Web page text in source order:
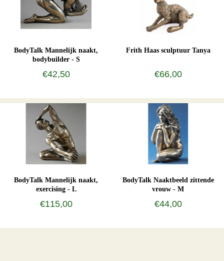
BodyTalk Mannelijk naakt,
bodybuilder - S
€42,50
Frith Haas sculptuur Tanya
€66,00
BodyTalk Mannelijk naakt,
exercising - L
€115,00
BodyTalk Naaktbeeld zittende
vrouw - M
€44,00